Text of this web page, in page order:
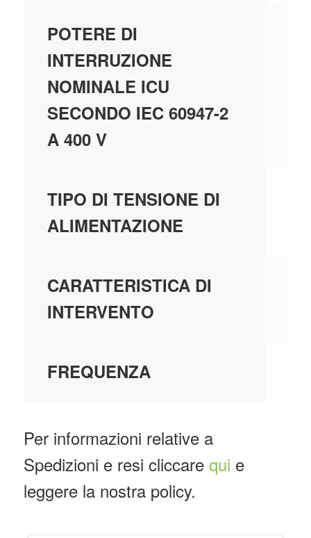
POTERE DI
INTERRUZIONE
NOMINALE ICU
SECONDO IEC 60947-2
A 400 V
TIPO DI TENSIONE DI
ALIMENTAZIONE
CARATTERISTICA DI
INTERVENTO
FREQUENZA
Per informazioni relative a
Spedizioni e resi cliccare qui e
leggere la nostra policy.